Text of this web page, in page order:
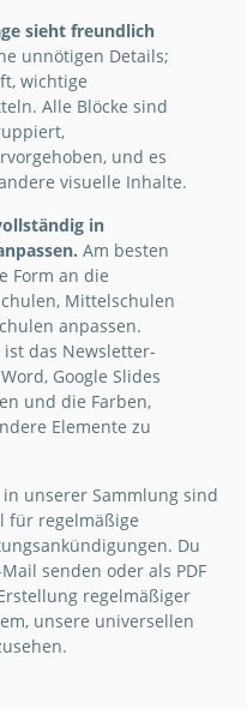
sieht freundlich
unnötigen Details;
wichtige
Alle Blöcke sind
und es
visuelle Inhalte.
in
Am besten
Form an die
Mittelschulen
anpassen.
das Newsletter-
Google Slides
und die Farben,
Elemente zu
unserer Sammlung sind
für regelmäßige
Du
senden oder als PDF
regelmäßiger
unsere universellen